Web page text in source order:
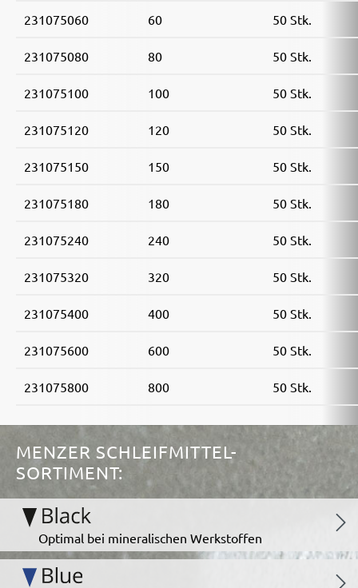
231075060 60 50 Stk.
231075080 80 50 Stk.
231075100 100 50 Stk.
231075120 120 50 Stk.
231075150 150 50 Stk.
231075180 180 50 Stk.
231075240 240 50 Stk.
231075320 320 50 Stk.
231075400 400 50 Stk.
231075600 600 50 Stk.
231075800 800 50 Stk.
MENZER SCHLEIFMITTEL-
SORTIMENT:
Optimal bei mineralischen Werkstoffen